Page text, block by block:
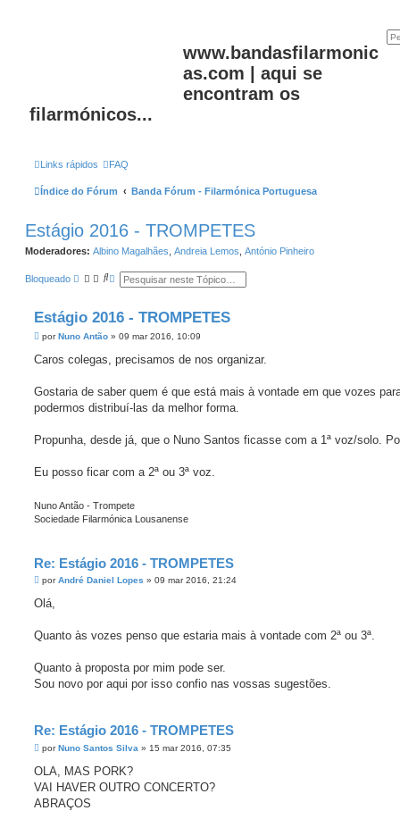
www.bandasfilarmonic
as.com | aqui se
encontram os
filarmónicos...
Links rápidos FAQ
Índice do Fórum Banda Fórum - Filarmónica Portuguesa
Estágio 2016 - TROMPETES
Moderadores: Albino Magalhães Andreia Lemos António Pinheiro
Bloqueado
P
u
s
r
P
u
s
a
n
ç
a
a
Estágio 2016 - TROMPETES
M
n
g
m
porNuno Antão » 09 mar 2016, 10:09
Caros colegas, precisamos de nos organizar.
Gostaria de saber quem é que está mais à vontade em que vozes
podermos distribuí-las da melhor forma.
Propunha, desde já, que o Nuno Santos ficasse com a 1ª voz/solo.
Eu posso ficar com a 2ª ou 3ª voz.
Nuno Antão - Trompete
Sociedade Filarmónica Lousanense
Re: Estágio 2016 - TROMPETES
M
n
g
e
porAndré Daniel Lopes » 09 mar 2016, 21:24
Olá,
Quanto às vozes penso que estaria mais à vontade com 2ª ou 3ª.
Quanto à proposta por mim pode ser.
Sou novo por aqui por isso confio nas vossas sugestões.
Re: Estágio 2016 - TROMPETES
M
n
a
g
porNuno Santos Silva » 15 mar 2016, 07:35
OLA, MAS PORK?
VAI HAVER OUTRO CONCERTO?
ABRAÇOS